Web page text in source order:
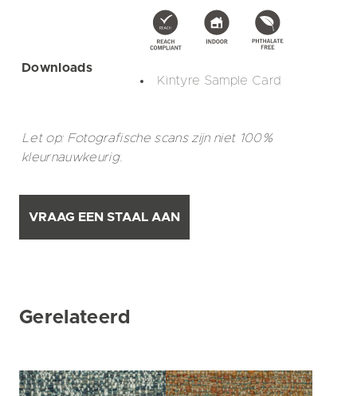
Downloads
Kintyre Sample Card
Let op: Fotografische scans zijn niet 100%
kleurnauwkeurig.
VRAAG EEN STAAL AAN
Gerelateerd